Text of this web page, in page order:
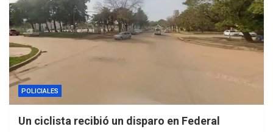
POLICIALES
Un ciclista recibió un disparo en Federal